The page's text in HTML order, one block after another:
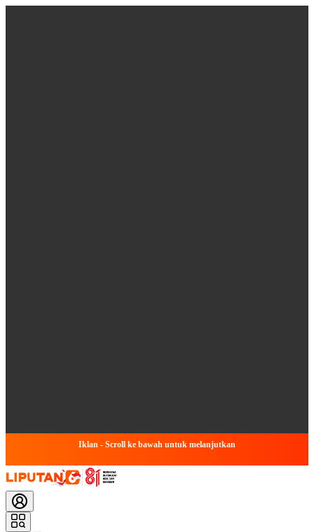
Iklan - Scroll ke bawah untuk melanjutkan